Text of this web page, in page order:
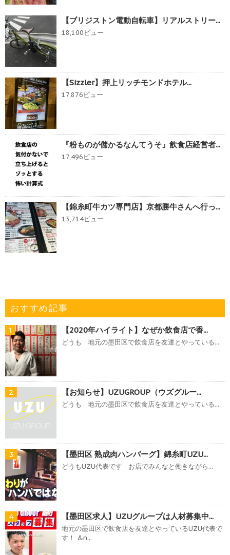
【ブリジストン電動自転車】リアルストリー...
18,100ビュー
【Sizzler】押上リッチモンドホテル...
17,876ビュー
『粉ものが儲かるなんてうそ』飲食店経営者...
17,496ビュー
【錦糸町牛カツ専門店】京都勝牛さんへ行っ...
13,714ビュー
おすすめ記事
1 【2020年ハイライト】なぜか飲食店で香...
どうも 地元の墨田区で飲食店を友達とやっている...
2 【お知らせ】UZUGROUP（ウズグルー...
どうも 地元の墨田区で飲食店を友達とやっている...
3 【墨田区 熟成肉ハンバーグ】錦糸町UZU...
どうもUZU代表です お店でみんなと働きながら...
4 【墨田区求人】UZUグループは人材募集中...
地元の墨田区で飲食店を友達とやっているUZU代表で
す！ &n...